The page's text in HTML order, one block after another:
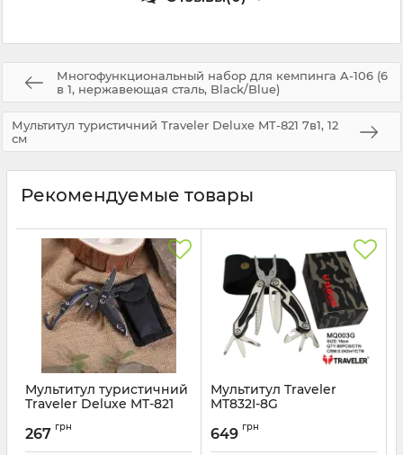
Многофункциональный набор для кемпинга A-106 (6
в 1, нержавеющая сталь, Black/Blue)
Мультитул туристичний Traveler Deluxe MT-821 7в1, 12
см
Рекомендуемые товары
Мультитул туристичний
Traveler Deluxe MT-821
Артикул:
267 грн
Мультитул Traveler
MT832I-8G
649 грн